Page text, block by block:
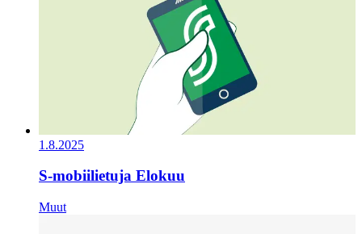
1.8.2025
S-mobiilietuja Elokuu
Muut